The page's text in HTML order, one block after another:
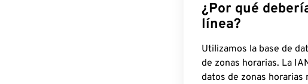
¿Por qué
línea?
Utilizamos la base de
de zonas horarias. La
datos de zonas horarias